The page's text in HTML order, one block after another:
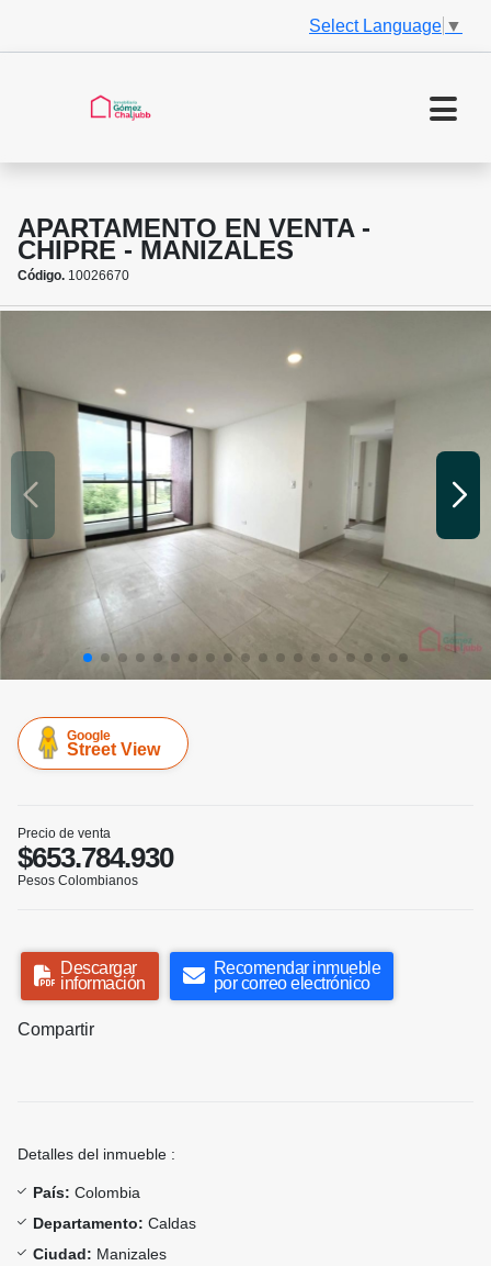
Select Language ▼
APARTAMENTO EN VENTA -
CHIPRE - MANIZALES
Código. 10026670
Google
Street View
Precio de venta
$653.784.930
Pesos Colombianos
Descargar
información
Recomendar inmueble
por correo electrónico
Compartir
Detalles del inmueble :
País: Colombia
Departamento: Caldas
Ciudad: Manizales